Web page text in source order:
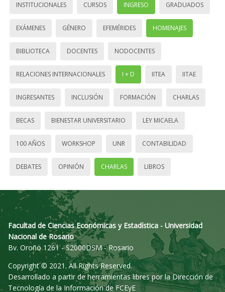
INSTITUCIONALES CURSOS INGRESO GRADUADOS
EXÁMENES GÉNERO EFEMÉRIDES HOMENAJES
BIBLIOTECA DOCENTES NODOCENTES
RELACIONES INTERNACIONALES I + D IITEA IITAE
INGRESANTES INCLUSIÓN FORMACIÓN CHARLAS
BECAS BIENESTAR UNIVERSITARIO LEY MICAELA
100 AÑOS WORKSHOP UNR CONTABILIDAD
DEBATES OPINIÓN CHARLAS LIBROS
Facultad de Ciencias Económicas y Estadística - Universidad
Nacional de Rosario
Bv. Oroño 1261 - S2000DSM - Rosario
Copyright © 2021. All Rights Reserved.
Desarrollado a partir de herramientas libres por la Dirección de
Tecnología de la Información de FCEyE